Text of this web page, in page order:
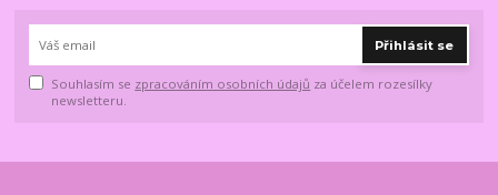
Přihlásit se
Souhlasím se zpracováním osobních údajů za účelem rozesílky
newsletteru.